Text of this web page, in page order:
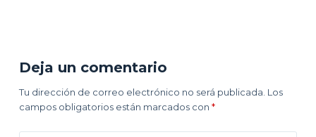
Deja un comentario
Tu dirección de correo electrónico no será publicada. Los
campos obligatorios están marcados con *